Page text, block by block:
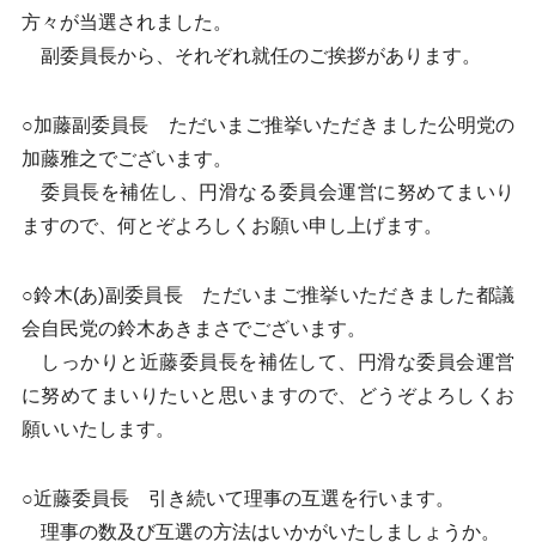
方々が当選されました。
副委員長から、それぞれ就任のご挨拶があります。
○加藤副委員長 ただいまご推挙いただきました公明党の
加藤雅之でございます。
委員長を補佐し、円滑なる委員会運営に努めてまいり
ますので、何とぞよろしくお願い申し上げます。
○鈴木(あ)副委員長 ただいまご推挙いただきました都議
会自民党の鈴木あきまさでございます。
しっかりと近藤委員長を補佐して、円滑な委員会運営
に努めてまいりたいと思いますので、どうぞよろしくお
願いいたします。
○近藤委員長 引き続いて理事の互選を行います。
理事の数及び互選の方法はいかがいたしましょうか。